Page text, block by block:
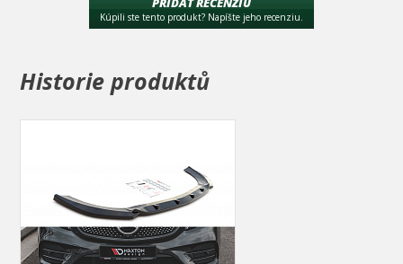
Maxton název
FRONT SPLITTER v.2 Mercedes V-Class W447
plast ABS bez povrchové úpravy
spoiler pod přední nárazník
Mercedes V-Class W447 2014-
9 -
Kúpili ste tento produkt? Napíšte jeho recenziu.
Historie produktů